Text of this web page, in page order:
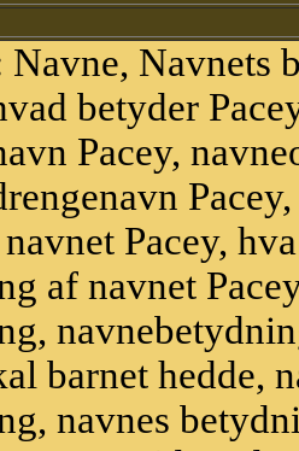
Navne, Navnets
betyder
Pacey,
Pacey,
af navnet
barnet hedde,
navnes